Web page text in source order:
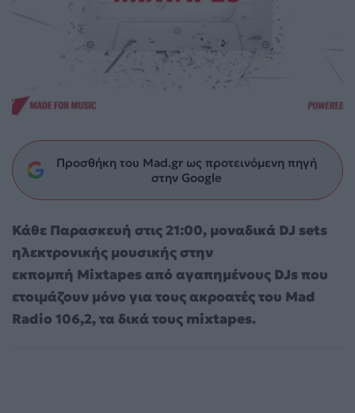
Προσθήκη του Mad.gr ως προτεινόμενη πηγή
στην Google
Κάθε Παρασκευή στις 21:00, μοναδικά DJ sets
ηλεκτρονικής μουσικής στην
εκπομπή Mixtapes από αγαπημένους DJs που
ετοιμάζουν μόνο για τους ακροατές του Mad
Radio 106,2, τα δικά τους mixtapes.